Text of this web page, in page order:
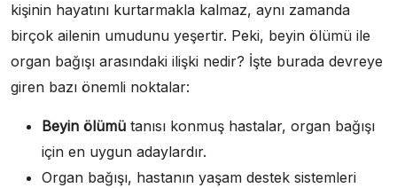
kişinin hayatını kurtarmakla kalmaz, aynı zamanda
birçok ailenin umudunu yeşertir. Peki, beyin ölümü ile
organ bağışı arasındaki ilişki nedir? İşte burada devreye
giren bazı önemli noktalar:
Beyin ölümü tanısı konmuş hastalar, organ bağışı
için en uygun adaylardır.
Organ bağışı, hastanın yaşam destek sistemleri